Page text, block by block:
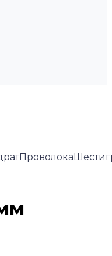
Проволока